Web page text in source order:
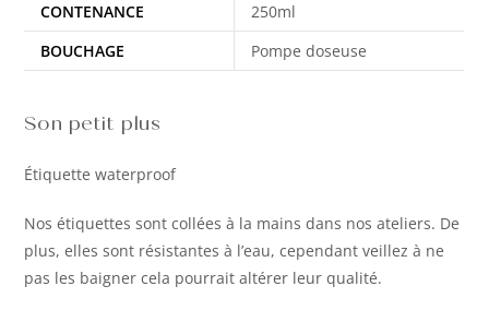
CONTENANCE
250ml
BOUCHAGE
Pompe doseuse
Son petit plus
Étiquette waterproof
Nos étiquettes sont collées à la mains dans nos ateliers. De
plus, elles sont résistantes à l’eau, cependant veillez à ne
pas les baigner cela pourrait altérer leur qualité.